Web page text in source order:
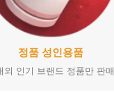
정품 성인용품
외 인기 브랜드 정품만 판매